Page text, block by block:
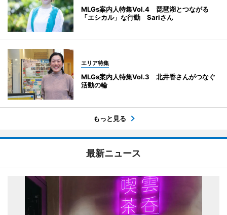
MLGs案内人特集Vol.4 琵琶湖とつながる
「エシカル」な行動 Sariさん
エリア特集
MLGs案内人特集Vol.3 北井香さんがつなぐ
活動の輪
もっと見る
最新ニュース